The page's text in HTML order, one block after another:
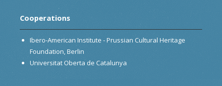
Cooperations
Ibero-American Institute - Prussian Cultural Heritage
Foundation, Berlin
Universitat Oberta de Catalunya